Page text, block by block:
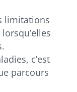
limitations
c’est
parcours